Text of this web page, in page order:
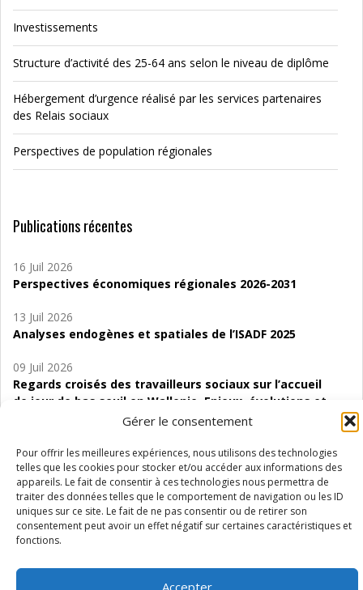
Gérer le consentement
Pour offrir les meilleures expériences, nous utilisons des technologies
telles que les cookies pour stocker et/ou accéder aux informations des
appareils. Le fait de consentir à ces technologies nous permettra de
traiter des données telles que le comportement de navigation ou les ID
uniques sur ce site. Le fait de ne pas consentir ou de retirer son
consentement peut avoir un effet négatif sur certaines caractéristiques et
fonctions.
Accepter
Investissements
Structure d’activité des 25-64 ans selon le niveau de diplôme
Hébergement d’urgence réalisé par les services partenaires
des Relais sociaux
Perspectives de population régionales
Publications récentes
16 Juil 2026
Perspectives économiques régionales 2026-2031
13 Juil 2026
Analyses endogènes et spatiales de l’ISADF 2025
09 Juil 2026
Regards croisés des travailleurs sociaux sur l’accueil
de jour de bas seuil en Wallonie. Enjeux, évolutions et
06 Juil 2026
Étude d’évaluabilité des Structures
d’accompagnement à l’autocréation d’emploi (SAACE)
01 Juil 2026
Pénurie du personnel infirmier :quels indicateurs
Wallonie ?